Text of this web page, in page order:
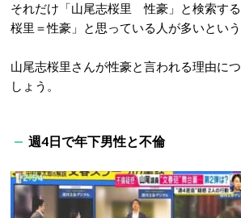
それだけ「山尾志桜里 性豪」と検索す
桜里＝性豪」と思っている人が多いという
山尾志桜里さんが性豪と言われる理由に
しょう。
週4日で年下男性と不倫